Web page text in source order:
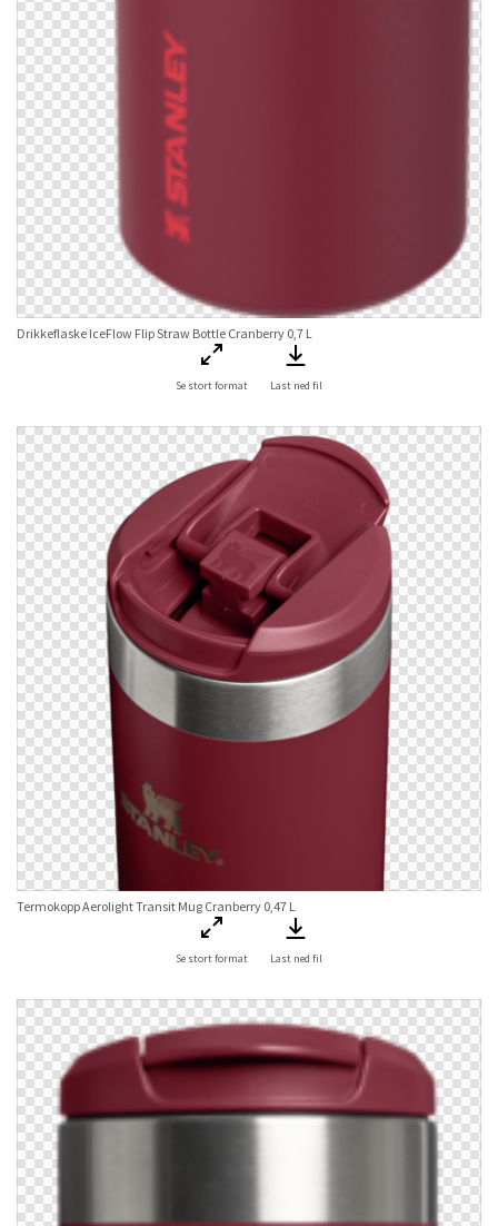
Drikkeflaske IceFlow Flip Straw Bottle Cranberry 0,7 L
Se stort format Last ned fil
Termokopp Aerolight Transit Mug Cranberry 0,47 L
Se stort format Last ned fil